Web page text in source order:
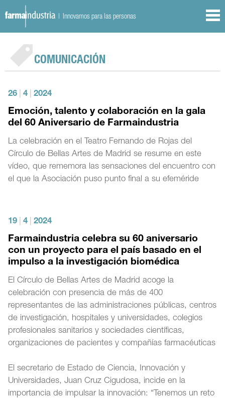
| Innovamos para las personas
COMUNICACIÓN
26 4 2024
Emoción, talento y colaboración en la gala
del 60 Aniversario de Farmaindustria
La celebración en el Teatro Fernando de Rojas del
Círculo de Bellas Artes de Madrid se resume en este
vídeo, que rememora las sensaciones del encuentro con
el que la Asociación puso punto final a su efeméride
19 4 2024
Farmaindustria celebra su 60 aniversario
con un proyecto para el país basado en el
impulso a la investigación biomédica
El Círculo de Bellas Artes de Madrid acoge la
celebración con presencia de más de 400
representantes de las administraciones públicas, centros
de investigación, hospitales y universidades, colegios
profesionales sanitarios y sociedades científicas,
organizaciones de pacientes y compañías farmacéuticas
El secretario de Estado de Ciencia, Innovación y
Universidades, Juan Cruz Cigudosa, incide en la
importancia de impulsar la innovación: “Tenemos un reto